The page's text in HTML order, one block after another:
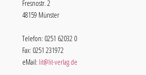
Fresnostr. 2
48159 Münster
Telefon: 0251 62032 0
Fax: 0251 231972
eMail: lit@lit-verlag.de